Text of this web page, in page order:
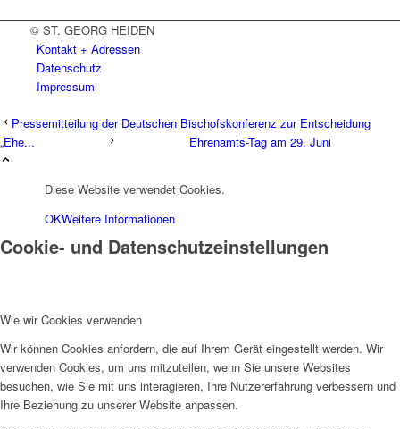
© ST. GEORG HEIDEN
Kontakt + Adressen
Datenschutz
Impressum
Pressemitteilung der Deutschen Bischofskonferenz zur Entscheidung
„Ehe...
Ehrenamts-Tag am 29. Juni
Diese Website verwendet Cookies.
OKWeitere Informationen
Cookie- und Datenschutzeinstellungen
Wie wir Cookies verwenden
Wir können Cookies anfordern, die auf Ihrem Gerät eingestellt werden. Wir
verwenden Cookies, um uns mitzuteilen, wenn Sie unsere Websites
besuchen, wie Sie mit uns interagieren, Ihre Nutzererfahrung verbessern und
Ihre Beziehung zu unserer Website anpassen.